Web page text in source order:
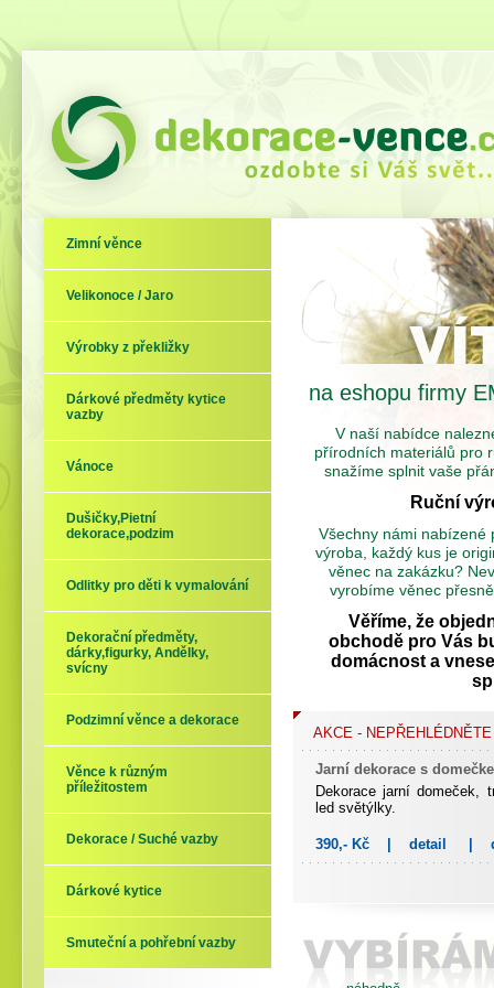
Zimní věnce
Velikonoce / Jaro
Výrobky z překližky
Dárkové předměty kytice
vazby
Vánoce
Dušičky,Pietní
dekorace,podzim
Odlitky pro děti k vymalování
Dekorační předměty,
dárky,figurky, Andělky,
svícny
Podzimní věnce a dekorace
Věnce k různým
příležitostem
Dekorace / Suché vazby
Dárkové kytice
Smuteční a pohřební vazby
na eshopu firmy
V naší nabídce
přírodních materiálů pro
snažíme splnit vaše
Ruční
Všechny námi
výroba, každý kus je
věnec na zakázku?
vyrobíme věnec
Věříme, že
obchodě pro Vás
domácnost a
AKCE - NEPŘEHLÉDNĚTE
Jarní dekorace s
Dekorace jarní domeček,
led světýlky.
390,- Kč detail
420,- Kč | detail